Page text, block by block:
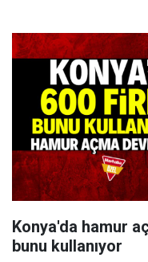
Konya'da hamur
bunu kullanıyor